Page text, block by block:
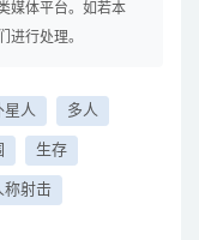
媒体平台。如若本
进行处理。
星人 多人
生存
称射击